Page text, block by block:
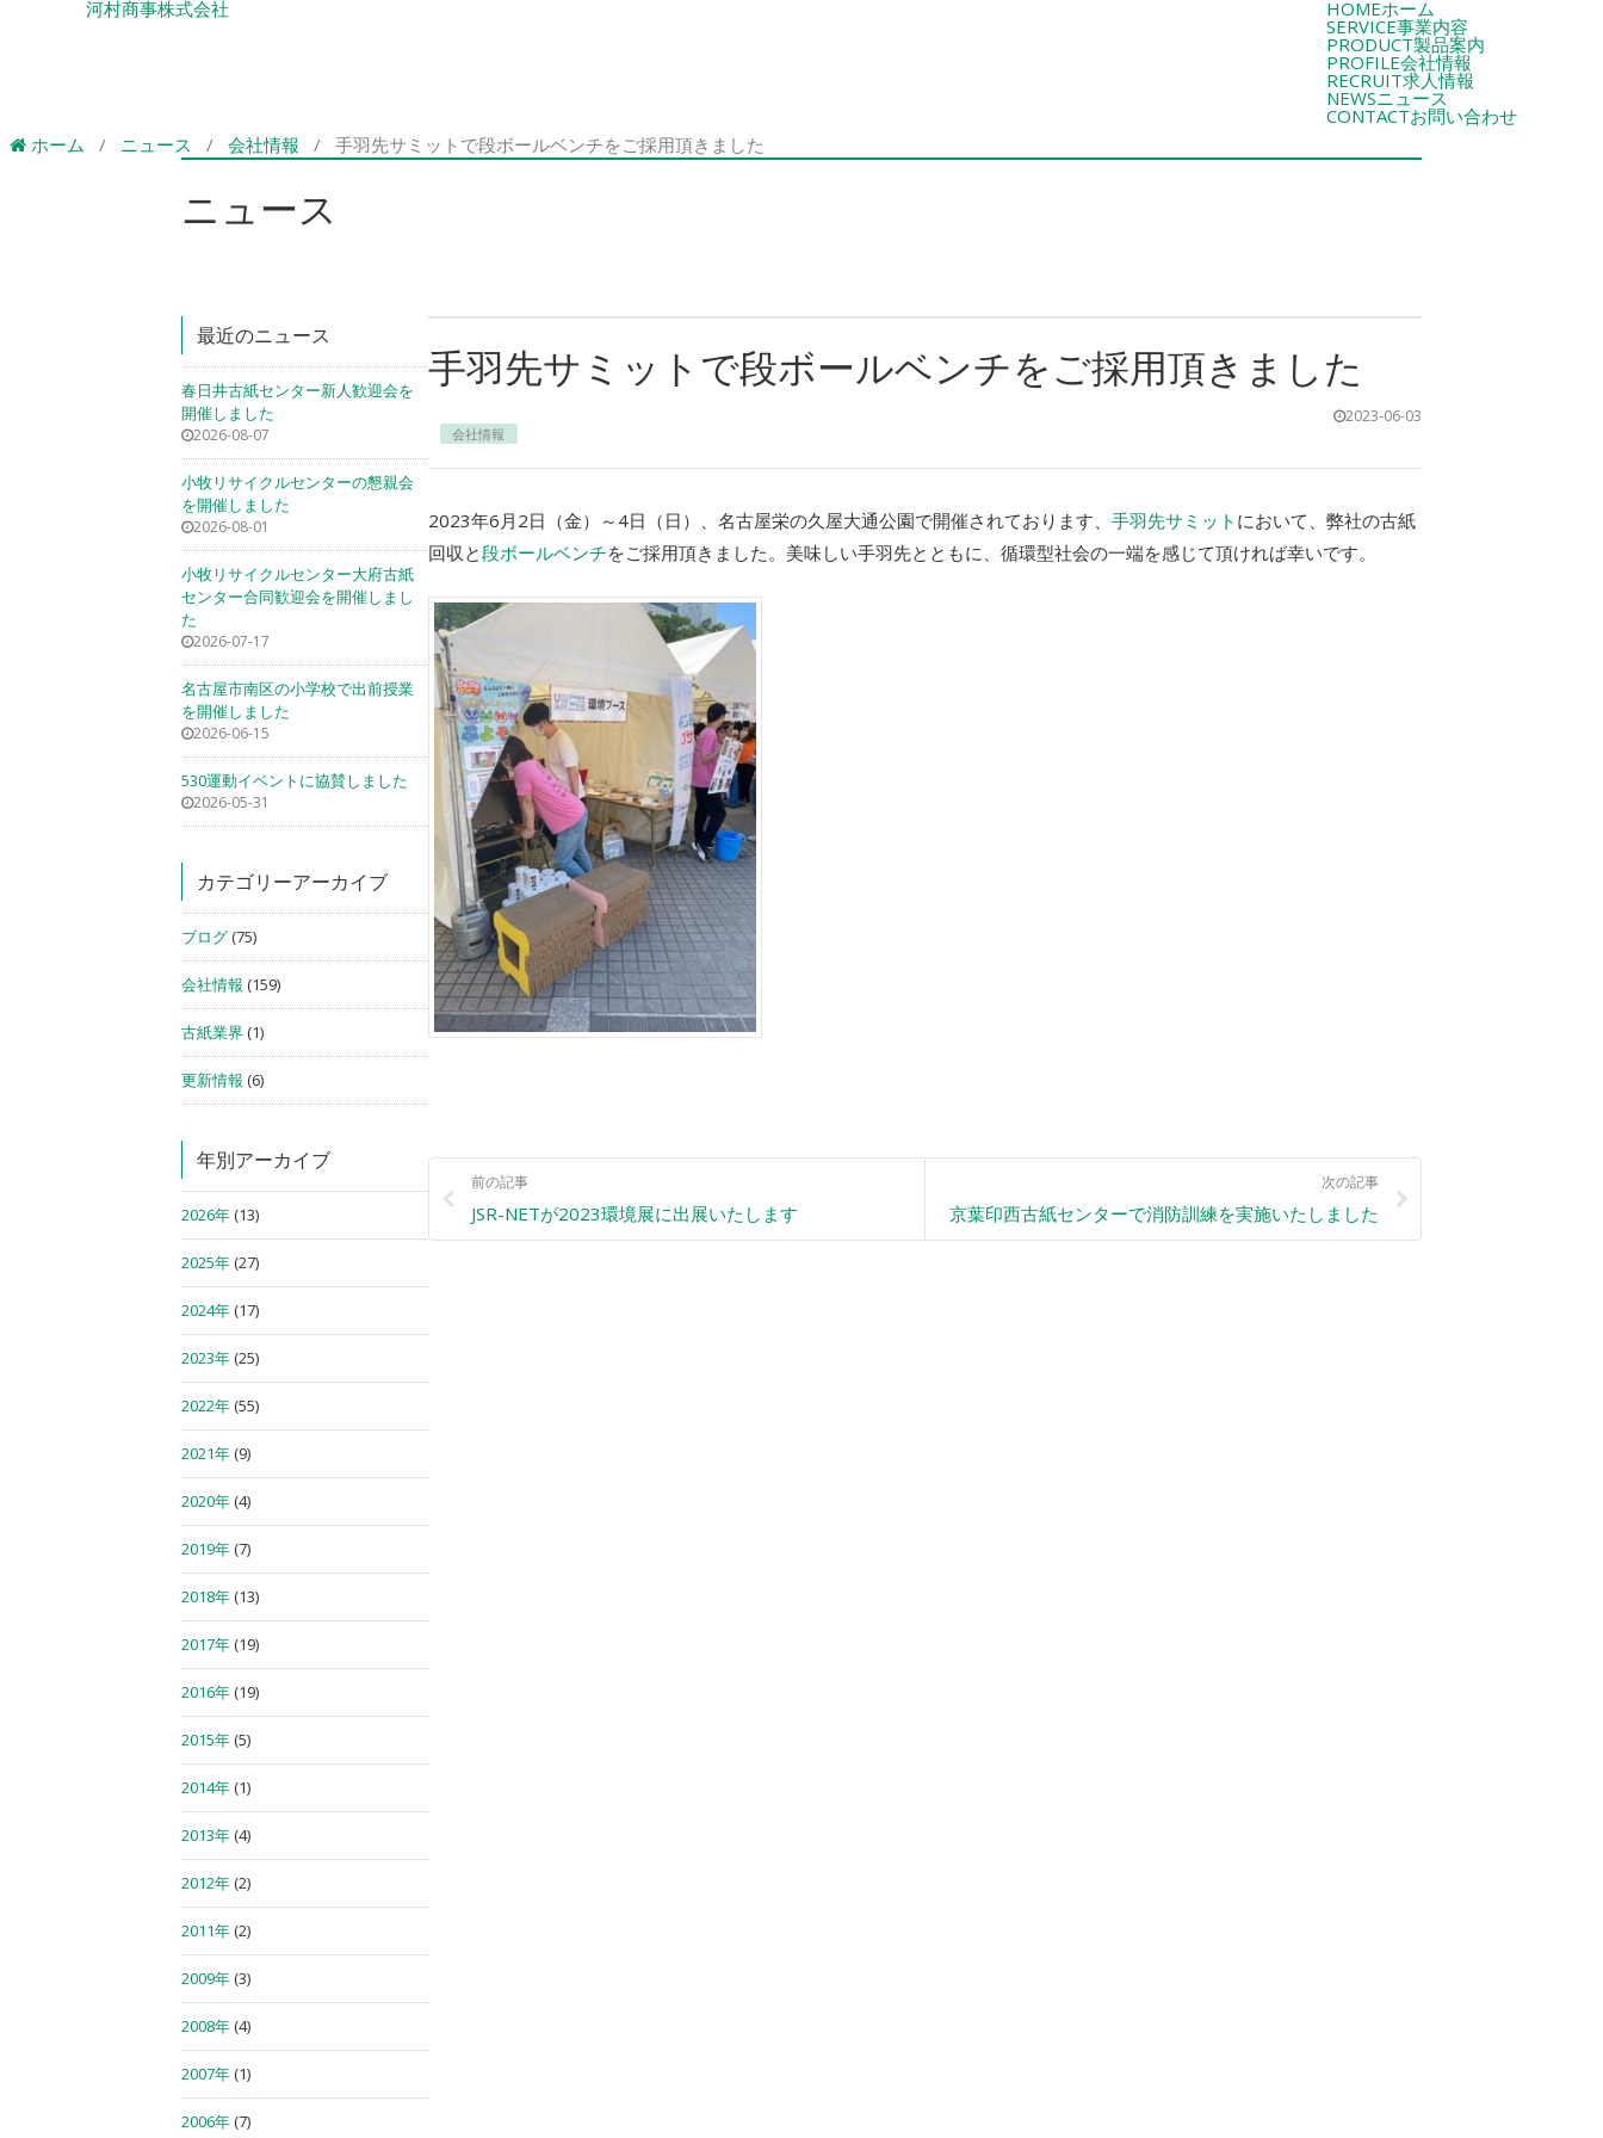
河村商事株式会社 HOMEホーム
SERVICE事業内容
PRODUCT製品案内
PROFILE会社情報
RECRUIT求人情報
NEWSニュース
CONTACTお問い合わせ
ホーム
/ ニュース / 会社情報 / 手羽先サミットで段ボールベンチをご採用頂きました
ニュース
手羽先サミットで段ボールベンチをご採用頂きました
2023-06-03
会社情報
2023年6月2日（金）～4日（日）、名古屋栄の久屋大通公園で開催されております、 手羽先サミット において、弊社の古紙
回収と段ボールベンチをご採用頂きました。美味しい手羽先とともに、循環型社会の一端を感じて頂ければ幸いです。
前の記事
JSR-NETが2023環境展に出展いたします
次の記事
京葉印西古紙センターで消防訓練を実施いたしました
最近のニュース
春日井古紙センター新人歓迎会を
開催しました
2026-08-07
小牧リサイクルセンターの懇親会
を開催しました
2026-08-01
小牧リサイクルセンター大府古紙
センター合同歓迎会を開催しまし
た
2026-07-17
名古屋市南区の小学校で出前授業
を開催しました
2026-06-15
530運動イベントに協賛しました
2026-05-31
カテゴリーアーカイブ
ブログ(75)
会社情報 (159)
古紙業界 (1)
更新情報 (6)
年別アーカイブ
2026年(13)
2025年(27)
2024年(17)
2023年(25)
2022年(55)
2021年(9)
2020年(4)
2019年(7)
2018年(13)
2017年(19)
2016年(19)
2015年(5)
2014年(1)
2013年(4)
2012年(2)
2011年(2)
2009年(3)
2008年(4)
2007年(1)
2006年(7)